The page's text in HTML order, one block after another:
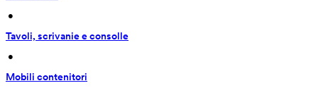
•
Tavoli, scrivanie e consolle
•
Mobili contenitori